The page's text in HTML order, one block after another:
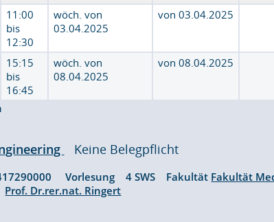
11:00
bis
12:30
wöch. von
03.04.2025
von 03.04.2025
15:15
bis
16:45
wöch. von
08.04.2025
von 08.04.2025
Keine Belegpflicht
Vorlesung 4 SWS Fakultät Fakultät
Prof. Dr.rer.nat. Ringert